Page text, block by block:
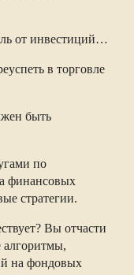
от инвестиций…
в торговле
быть
по
финансовых
стратегии.
Вы отчасти
на фондовых